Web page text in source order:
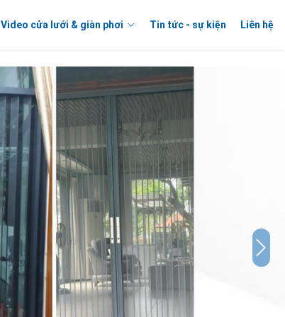
Video cửa lưới & giàn phơi Tin tức - sự kiện Liên hệ